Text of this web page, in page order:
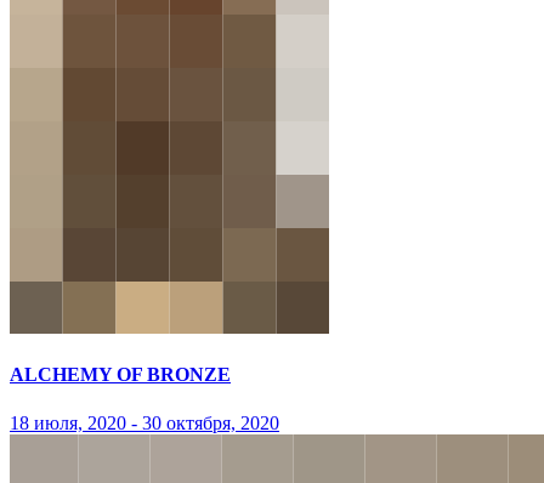
ALCHEMY OF BRONZE
18 июля, 2020 - 30 октября, 2020